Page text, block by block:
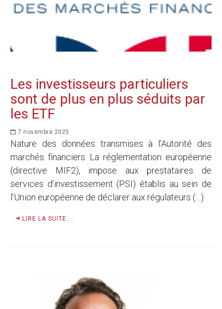
Les investisseurs particuliers
sont de plus en plus séduits par
les ETF
7 novembre 2025
Nature des données transmises à l’Autorité des
marchés financiers La réglementation européenne
(directive MIF2), impose aux prestataires de
services d’investissement (PSI) établis au sein de
l’Union européenne de déclarer aux régulateurs (…)
LIRE LA SUITE ...